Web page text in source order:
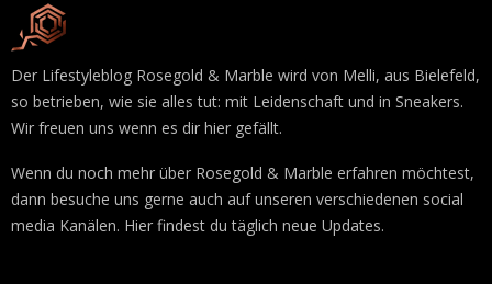
Der Lifestyleblog Rosegold & Marble wird von Melli, aus Bielefeld,
so betrieben, wie sie alles tut: mit Leidenschaft und in Sneakers.
Wir freuen uns wenn es dir hier gefällt.
Wenn du noch mehr über Rosegold & Marble erfahren möchtest,
dann besuche uns gerne auch auf unseren verschiedenen social
media Kanälen. Hier findest du täglich neue Updates.